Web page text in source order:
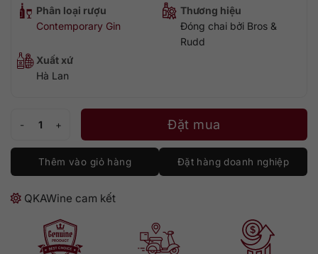
Phân loại rượu
Contemporary Gin
Thương hiệu
Đóng chai bởi Bros &
Rudd
Xuất xứ
Hà Lan
Đặt mua
Thêm vào giỏ hàng Đặt hàng doanh nghiệp
QKAWine cam kết